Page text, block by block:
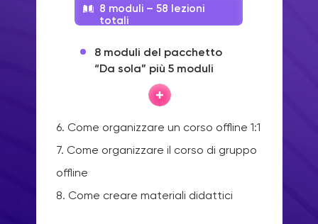
6. Come organizzare un corso offline 1:1
7. Come organizzare il corso di gruppo
offline
8. Come creare materiali didattici
8 moduli del pacchetto
“Da sola” più 5 moduli
8 moduli – 58 lezioni
totali